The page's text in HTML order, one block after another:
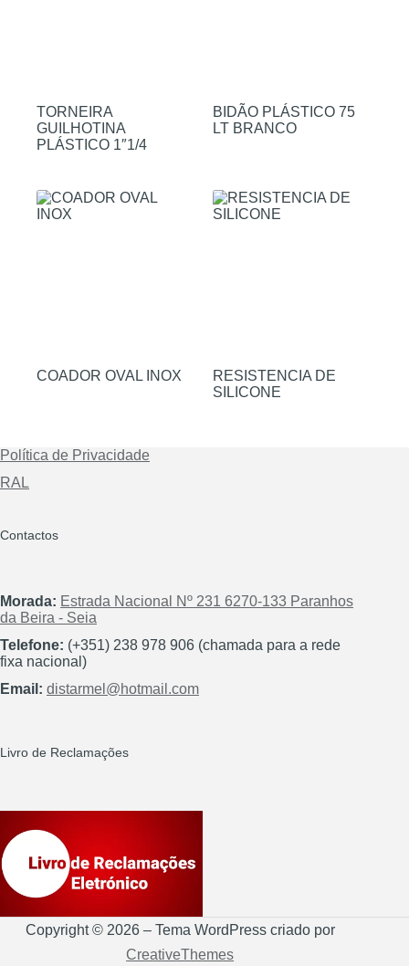
TORNEIRA
GUILHOTINA
PLÁSTICO 1″1/4
BIDÃO PLÁSTICO 75
LT BRANCO
COADOR OVAL INOX
RESISTENCIA DE
SILICONE
Política de Privacidade
RAL
Contactos
Morada: Estrada Nacional Nº 231 6270-133 Paranhos
da Beira - Seia
Telefone: (+351) 238 978 906 (chamada para a rede
fixa nacional)
Email: distarmel@hotmail.com
Livro de Reclamações
Copyright © 2026 – Tema WordPress criado por
CreativeThemes